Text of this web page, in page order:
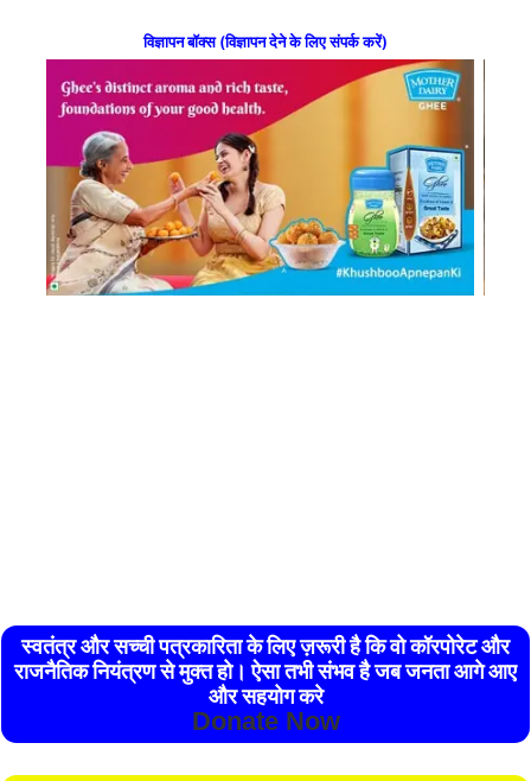
विज्ञापन बॉक्स (विज्ञापन देने के लिए संपर्क करें)
स्वतंत्र और सच्ची पत्रकारिता के लिए ज़रूरी है कि वो कॉरपोरेट और
राजनैतिक नियंत्रण से मुक्त हो। ऐसा तभी संभव है जब जनता आगे आए
और सहयोग करे
Donate Now